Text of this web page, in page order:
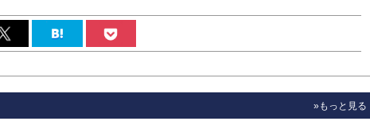
»もっと見る